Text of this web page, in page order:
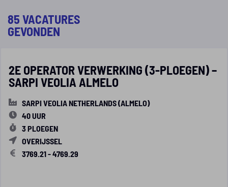
85 VACATURES
GEVONDEN
2E OPERATOR VERWERKING (3-PLOEGEN) –
SARPI VEOLIA ALMELO
SARPI VEOLIA NETHERLANDS (ALMELO)
40 UUR
3 PLOEGEN
OVERIJSSEL
3769.21 - 4769.29